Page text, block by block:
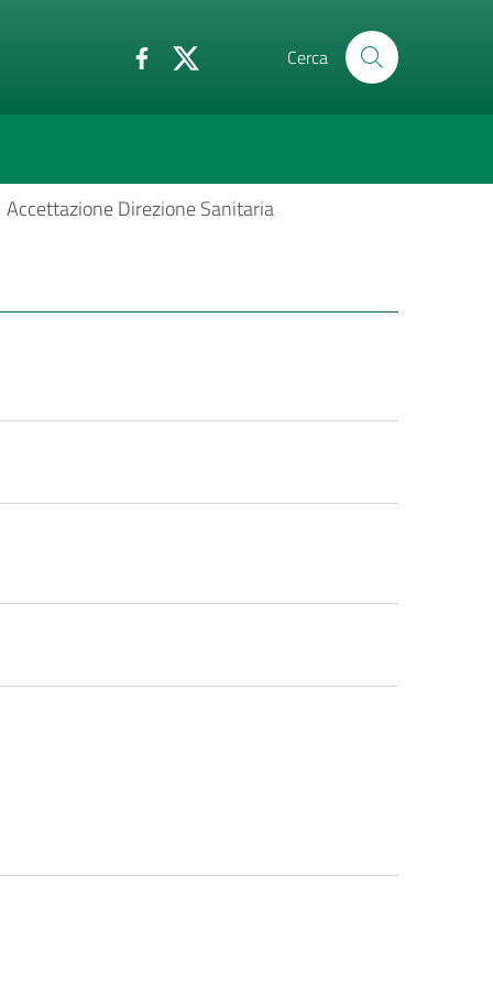
Cerca
Accettazione Direzione Sanitaria